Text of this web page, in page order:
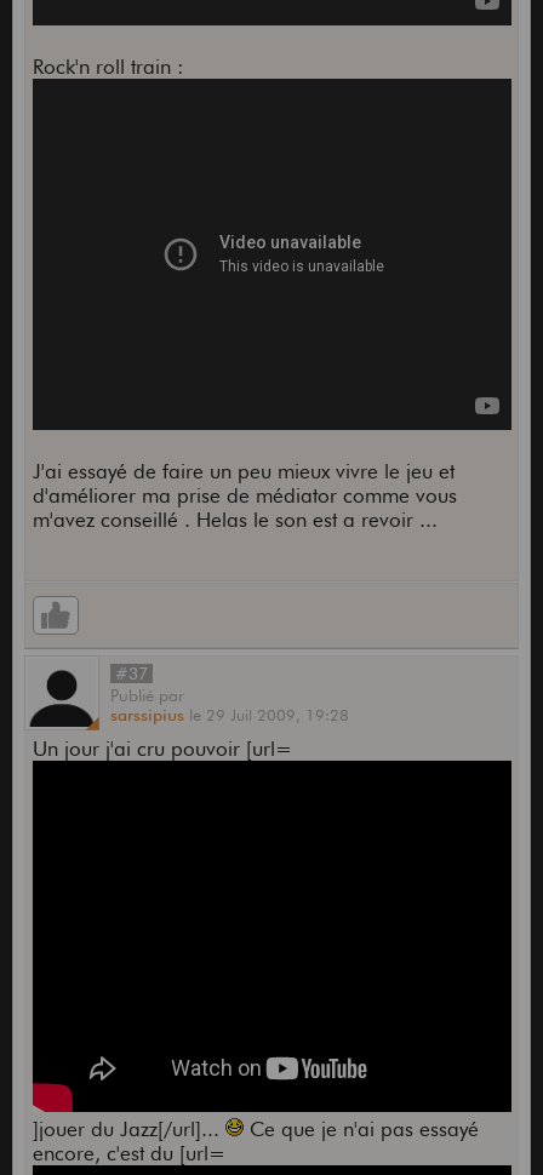
Rock'n roll train :
J'ai essayé de faire un peu mieux vivre le jeu et
d'améliorer ma prise de médiator comme vous
m'avez conseillé . Helas le son est a revoir ...
#37
Publié par
sarssipius le 29 Juil 2009, 19:28
Un jour j'ai cru pouvoir [url=
]jouer du Jazz[/url]...
Ce que je n'ai pas essayé
encore, c'est du [url=